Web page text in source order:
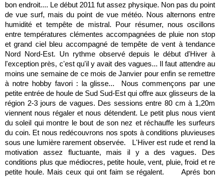
bon endroit.... Le début 2011 fut assez physique. Non pas du point
de vue surf, mais du point de vue météo. Nous alternons entre
humidité et tempête de mistral. Pour résumer, nous oscillons
entre températures clémentes accompagnées de pluie non stop
et grand ciel bleu accompagné de tempête de vent à tendance
Nord Nord-Est. Un rythme observé depuis le début d'Hiver à
l'exception près, c'est qu'il y avait des vagues... Il faut attendre au
moins une semaine de ce mois de Janvier pour enfin se remettre
à notre hobby favori : la glisse... Nous commençons par une
petite entrée de houle de Sud Sud-Est qui offre aux glisseurs de la
région 2-3 jours de vagues. Des sessions entre 80 cm à 1,20m
viennent nous régaler et nous détendent. Le petit plus nous vient
du soleil qui montre le bout de son nez et réchauffe les surfeurs
du coin. Et nous redécouvrons nos spots à conditions pluvieuses
sous une lumière rarement observée. L'Hiver est rude et rend la
motivation assez fluctuante, mais il y a des vagues. Des
conditions plus que médiocres, petite houle, vent, pluie, froid et re
petite houle. Mais ceux qui ont faim se régalent. Aprés bon